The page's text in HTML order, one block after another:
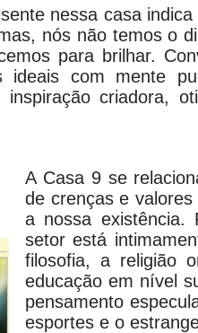
nessa casa
nós não temos o
para brilhar.
ideais com mente
inspiração criadora,
A Casa 9 se
de crenças e
a nossa existência.
setor está
filosofia, a religião
educação em nível
pensamento
esportes e o